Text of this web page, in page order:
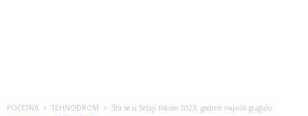
POČETNA TEHNODROM Šta se u Srbiji tokom 2023. godine najviše guglalo